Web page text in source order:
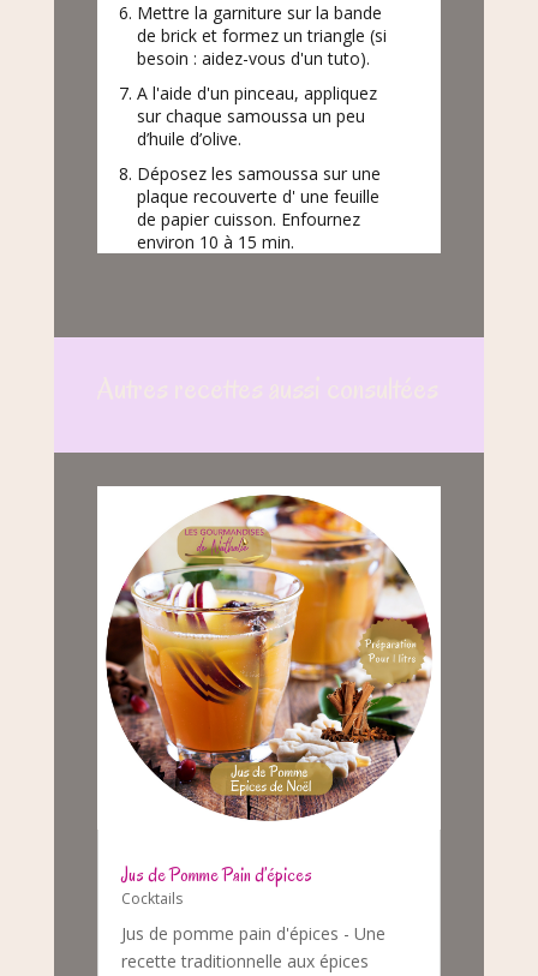
Mettre la garniture sur la bande
de brick et formez un triangle (si
besoin : aidez-vous d'un tuto).
A l'aide d'un pinceau, appliquez
sur chaque samoussa un peu
d’huile d’olive.
Déposez les samoussa sur une
plaque recouverte d' une feuille
de papier cuisson. Enfournez
environ 10 à 15 min.
Jus de Pomme Pain d’épices
Cocktails
Jus de pomme pain d'épices - Une
recette traditionnelle aux épices